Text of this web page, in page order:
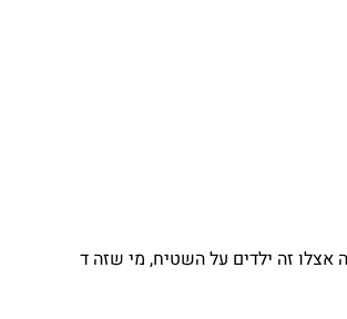
זה ילדים על השטיח, מי שזה ד